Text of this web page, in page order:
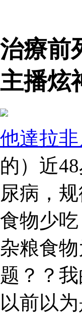
治療前
主播炫
他達拉
的）近
尿病，
食物少
杂粮食
题？？
以前以